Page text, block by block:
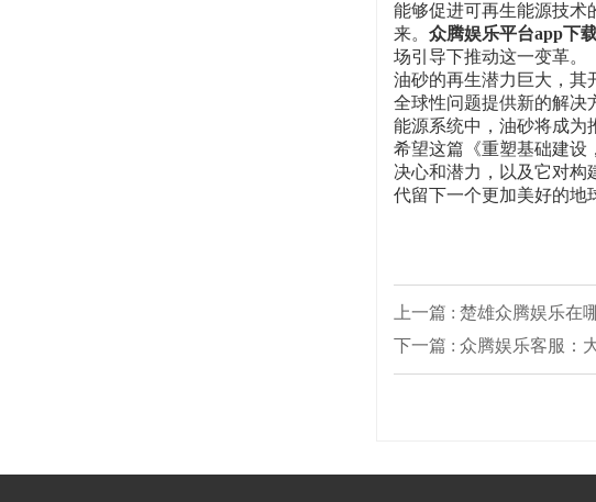
能够促进可再生能源技术
来。 众腾娱乐平台app下
场引导下推动这一变革。
油砂的再生潜力巨大，其
全球性问题提供新的解决
能源系统中，油砂将成为
希望这篇《重塑基础建设
决心和潜力，以及它对构
代留下一个更加美好的地
上一篇 : 楚雄众腾娱乐
下一篇 : 众腾娱乐客服：